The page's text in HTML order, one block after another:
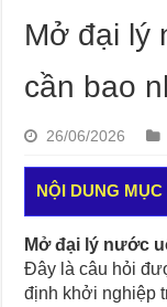
Mở đại lý
cần bao
26/06/2026
NỘI DUNG MỤC
Mở đại lý nước
Đây là câu hỏi
định khởi nghiệp